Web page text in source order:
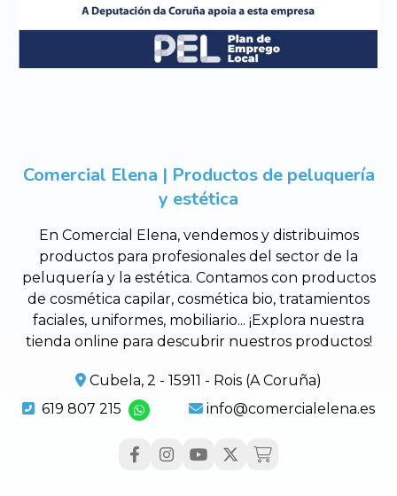
Comercial Elena | Productos de peluquería
y estética
En Comercial Elena, vendemos y distribuimos
productos para profesionales del sector de la
peluquería y la estética. Contamos con productos
de cosmética capilar, cosmética bio, tratamientos
faciales, uniformes, mobiliario... ¡Explora nuestra
tienda online para descubrir nuestros productos!
Cubela, 2 - 15911 - Rois (A Coruña)
619 807 215
info@comercialelena.es